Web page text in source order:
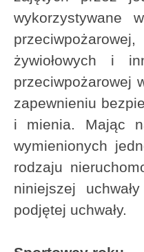
wykorzystywane
żywiołowych i
przeciwpożarowej
zapewnieniu
i mienia. Mając
wymienionych
rodzaju
niniejszej
podjętej uchwały.